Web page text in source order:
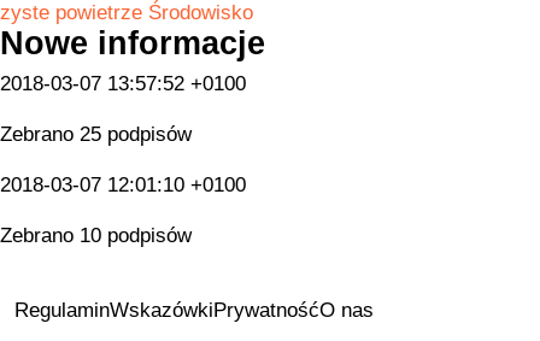
powietrze Środowisko
Nowe informacje
2018-03-07 13:57:52 +0100
Zebrano 25 podpisów
2018-03-07 12:01:10 +0100
Zebrano 10 podpisów
RegulaminWskazówkiPrywatnośćO nas